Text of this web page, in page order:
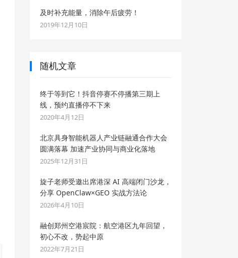
及时补充能量，消除午后疲劳！
2019年12月10日
随机文章
终于等到它！抖音停赛不停播第三期上
线，预约直播停不下来
2020年4月12日
北京具身智能机器人产业链融通合作大会
圆满落幕 加速产业协同与商业化落地
2025年12月31日
旋子老师受邀出席港深 AI 高端闭门沙龙，
分享 OpenClaw×GEO 实战方法论
2026年4月10日
融创郑州空港宸院：航空港区九年回望，
初心不改，势起中原
2022年7月21日